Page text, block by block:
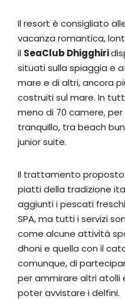
Il resort è consigliato
vacanza romantica,
il SeaClub Dhigghiri
situati sulla spiaggia e
mare e di altri, ancora
costruiti sul mare. In
meno di 70 camere,
tranquillo, tra beach
junior suite.
Il trattamento proposto
piatti della tradizione
aggiunti i pescati
SPA, ma tutti i servizi
come alcune attività
dhoni e quella con il
comunque, di
per ammirare altri atolli
poter avvistare i delfini.